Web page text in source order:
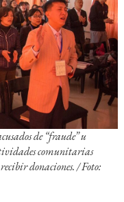
de “fraude” u
comunitarias
donaciones. / Foto: